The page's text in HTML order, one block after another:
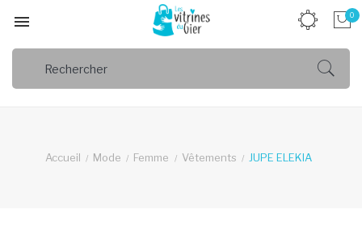
 0
Accueil Mode Femme Vêtements JUPE ELEKIA